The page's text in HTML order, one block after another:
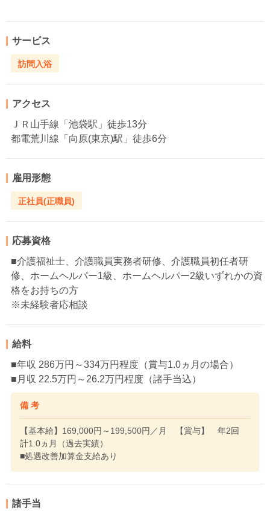
サービス
訪問入浴
アクセス
ＪＲ山手線「池袋駅」徒歩13分
都電荒川線「向原(東京)駅」徒歩6分
雇用形態
正社員(正職員)
応募資格
■介護福祉士、介護職員実務者研修、介護職員初任者研
修、ホームヘルパー1級、ホームヘルパー2級いずれかの資
格をお持ちの方
※未経験者応相談
給料
■年収 286万円～334万円程度（賞与1.0ヵ月の場合）
■月収 22.5万円～26.2万円程度（諸手当込）
備 考
【基本給】169,000円～199,500円／月 【賞与】 年2回
計1.0ヵ月（過去実績）
■処遇改善加算金支給あり
諸手当